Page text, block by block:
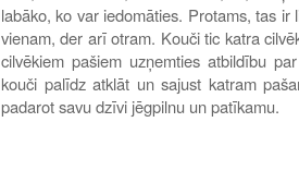
labāko, ko var iedomāties. Protams, tas
vienam, der arī otram. Kouči tic katra
cilvēkiem pašiem uzņemties atbildību
kouči palīdz atklāt un sajust katram
padarot savu dzīvi jēgpilnu un patīkamu.